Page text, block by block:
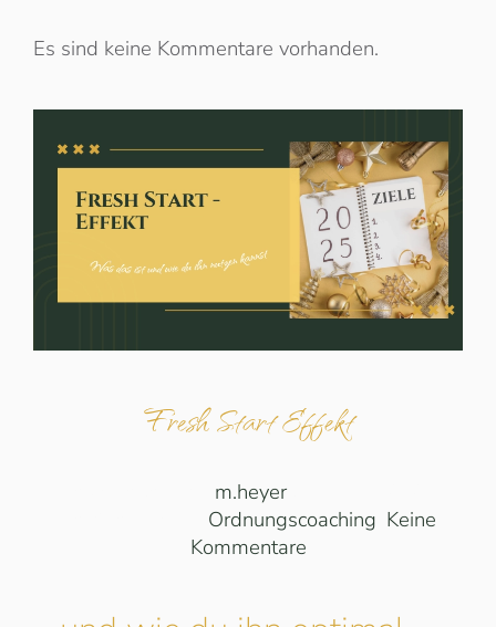
Es sind keine Kommentare vorhanden.
Fresh Start Effekt
m.heyeram
Ordnungscoaching Keine
Kommentarezu